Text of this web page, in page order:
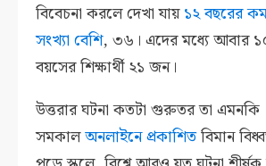
বিবেচনা করলে দেখা যায়১২ বছরের কম
সংখ্যা বেশি, ৩৬। এদের মধ্যে আবার
বয়সের শিক্ষার্থী ২১ জন।
উত্তরার ঘটনা কতটা গুরুতর তা এমনকি
সমকালঅনলাইনে প্রকাশিতবিমান